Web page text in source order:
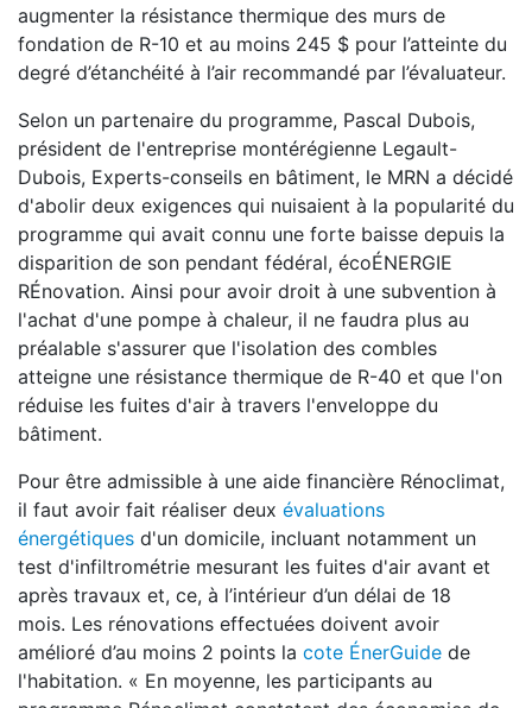
augmenter la résistance thermique des murs de
fondation de R-10 et au moins 245 $ pour l’atteinte du
degré d’étanchéité à l’air recommandé par l’évaluateur.
Selon un partenaire du programme, Pascal Dubois,
président de l'entreprise montérégienne Legault-
Dubois, Experts-conseils en bâtiment, le MRN a décidé
d'abolir deux exigences qui nuisaient à la popularité du
programme qui avait connu une forte baisse depuis la
disparition de son pendant fédéral, écoÉNERGIE
RÉnovation. Ainsi pour avoir droit à une subvention à
l'achat d'une pompe à chaleur, il ne faudra plus au
préalable s'assurer que l'isolation des combles
atteigne une résistance thermique de R-40 et que l'on
réduise les fuites d'air à travers l'enveloppe du
bâtiment.
Pour être admissible à une aide financière Rénoclimat,
il faut avoir fait réaliser deux évaluations
énergétiques d'un domicile, incluant notamment un
test d'infiltrométrie mesurant les fuites d'air avant et
après travaux et, ce, à l’intérieur d’un délai de 18
mois. Les rénovations effectuées doivent avoir
amélioré d’au moins 2 points la cote ÉnerGuide de
l'habitation. « En moyenne, les participants au